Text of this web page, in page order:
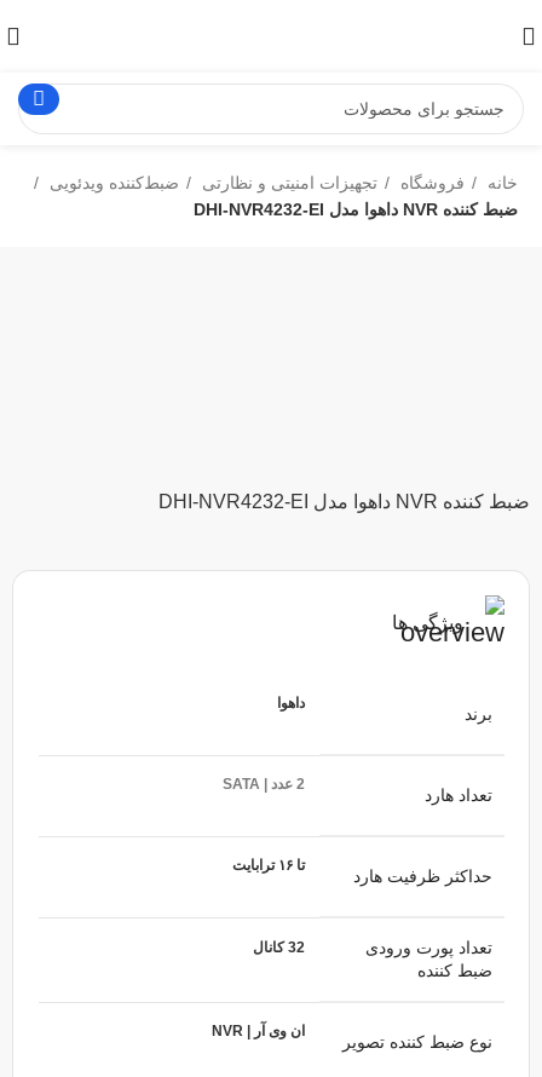
خانه فروشگاه تجهیزات امنیتی و نظارتی
ضبط‌کننده ویدئویی
ضبط کننده NVR داهوا مدل DHI-NVR4232-EI
ضبط کننده NVR داهوا مدل DHI-NVR4232-EI
ویژگی ها
برند
داهوا
تعداد هارد
2 عدد | SATA
حداکثر ظرفیت هارد
تا ۱۶ ترابایت
تعداد پورت ورودی
ضبط کننده
32 کانال
نوع ضبط کننده تصویر
ان وی آر | NVR